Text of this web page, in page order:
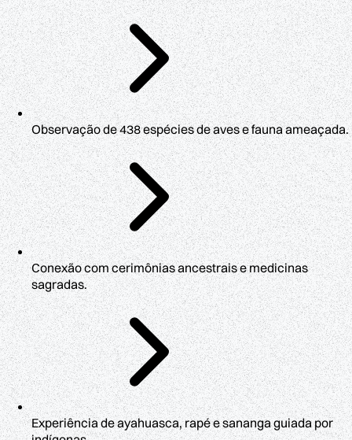
Observação de 438 espécies de aves e fauna ameaçada.
Conexão com cerimônias ancestrais e medicinas
sagradas.
Experiência de ayahuasca, rapé e sananga guiada por